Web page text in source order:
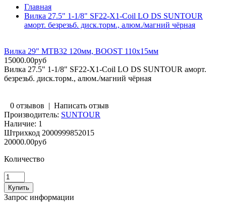
Главная
Вилка 27.5" 1-1/8" SF22-X1-Coil LO DS SUNTOUR
аморт. безрезьб. диск.торм., алюм./магний чёрная
Вилка 29" MTB32 120мм, BOOST 110x15мм
15000.00руб
Вилка 27.5" 1-1/8" SF22-X1-Coil LO DS SUNTOUR аморт.
безрезьб. диск.торм., алюм./магний чёрная
0 отзывов | Написать отзыв
Производитель: SUNTOUR
Наличие: 1
Штрихкод 2000999852015
20000.00руб
Количество
Запрос информации